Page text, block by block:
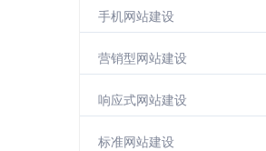
手机网站建设
营销型网站建设
响应式网站建设
标准网站建设